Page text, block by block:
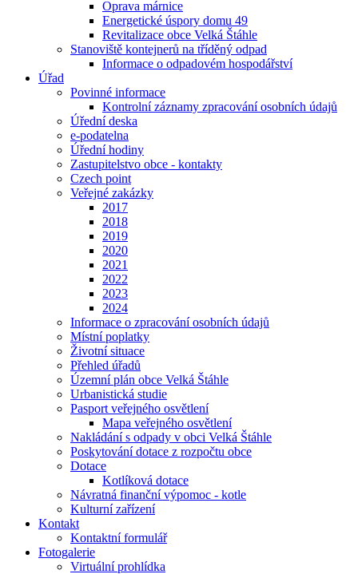
Oprava márnice
Energetické úspory domu 49
Revitalizace obce Velká Štáhle
Stanoviště kontejnerů na tříděný odpad
Informace o odpadovém hospodářství
Úřad
Povinné informace
Kontrolní záznamy zpracování osobních údajů
Úřední deska
e-podatelna
Úřední hodiny
Zastupitelstvo obce - kontakty
Czech point
Veřejné zakázky
2017
2018
2019
2020
2021
2022
2023
2024
Informace o zpracování osobních údajů
Místní poplatky
Životní situace
Přehled úřadů
Územní plán obce Velká Štáhle
Urbanistická studie
Pasport veřejného osvětlení
Mapa veřejného osvětlení
Nakládání s odpady v obci Velká Štáhle
Poskytování dotace z rozpočtu obce
Dotace
Kotlíková dotace
Návratná finanční výpomoc - kotle
Kulturní zařízení
Kontakt
Kontaktní formulář
Fotogalerie
Virtuální prohlídka